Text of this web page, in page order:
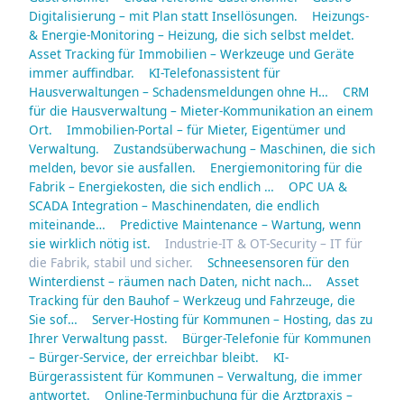
Digitalisierung – mit Plan statt Insellösungen.
Heizungs-
& Energie-Monitoring – Heizung, die sich selbst meldet.
Asset Tracking für Immobilien – Werkzeuge und Geräte
immer auffindbar.
KI-Telefonassistent für
Hausverwaltungen – Schadensmeldungen ohne H…
CRM
für die Hausverwaltung – Mieter-Kommunikation an einem
Ort.
Immobilien-Portal – für Mieter, Eigentümer und
Verwaltung.
Zustandsüberwachung – Maschinen, die sich
melden, bevor sie ausfallen.
Energiemonitoring für die
Fabrik – Energiekosten, die sich endlich …
OPC UA &
SCADA Integration – Maschinendaten, die endlich
miteinande…
Predictive Maintenance – Wartung, wenn
sie wirklich nötig ist.
Industrie-IT & OT-Security – IT für
die Fabrik, stabil und sicher.
Schneesensoren für den
Winterdienst – räumen nach Daten, nicht nach…
Asset
Tracking für den Bauhof – Werkzeug und Fahrzeuge, die
Sie sof…
Server-Hosting für Kommunen – Hosting, das zu
Ihrer Verwaltung passt.
Bürger-Telefonie für Kommunen
– Bürger-Service, der erreichbar bleibt.
KI-
Bürgerassistent für Kommunen – Verwaltung, die immer
antwortet.
Online-Terminbuchung für die Arztpraxis –